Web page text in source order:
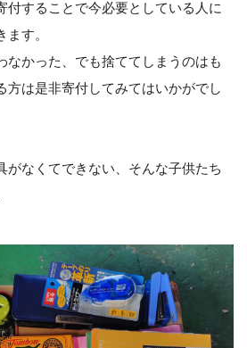
付することで今必要としている人に
す。
なかった、でも捨ててしまうのはも
方は是非寄付してみてはいかがでし
がなくてできない、そんな子供たち